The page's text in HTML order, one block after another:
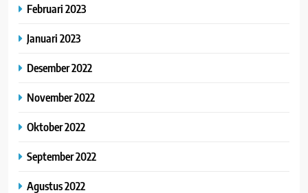
Februari 2023
Januari 2023
Desember 2022
November 2022
Oktober 2022
September 2022
Agustus 2022